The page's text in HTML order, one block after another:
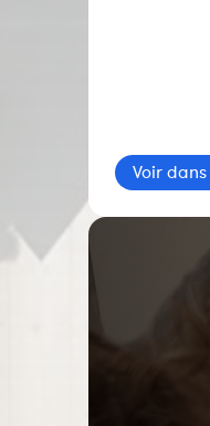
Voir